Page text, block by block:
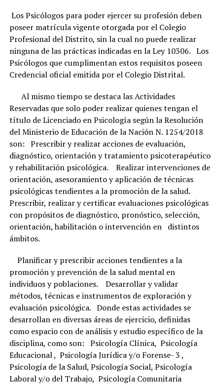
Los Psicólogos para poder ejercer su profesión deben
poseer matrícula vigente otorgada por el Colegio
Profesional del Distrito, sin la cual no puede realizar
ninguna de las prácticas indicadas en la Ley 10306. Los
Psicólogos que cumplimentan estos requisitos poseen
Credencial oficial emitida por el Colegio Distrital.
Al mismo tiempo se destaca las Actividades
Reservadas que solo poder realizar quienes tengan el
título de Licenciado en Psicología según la Resolución
del Ministerio de Educación de la Nación N. 1254/2018
son: Prescribir y realizar acciones de evaluación,
diagnóstico, orientación y tratamiento psicoterapéutico
y rehabilitación psicológica. Realizar intervenciones de
orientación, asesoramiento y aplicación de técnicas
psicológicas tendientes a la promoción de la salud.
Prescribir, realizar y certificar evaluaciones psicológicas
con propósitos de diagnóstico, pronóstico, selección,
orientación, habilitación o intervención en distintos
ámbitos.
Planificar y prescribir acciones tendientes a la
promoción y prevención de la salud mental en
individuos y poblaciones. Desarrollar y validar
métodos, técnicas e instrumentos de exploración y
evaluación psicológica. Donde estas actividades se
desarrollan en diversas áreas de ejercicio, definidas
como espacio con de análisis y estudio específico de la
disciplina, como son: Psicología Clínica, Psicología
Educacional , Psicología Jurídica y/o Forense- 3 ,
Psicología de la Salud, Psicología Social, Psicología
Laboral y/o del Trabajo, Psicología Comunitaria